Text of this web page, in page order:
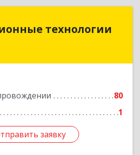
технологии
80
1
заявку
технологии
заявку